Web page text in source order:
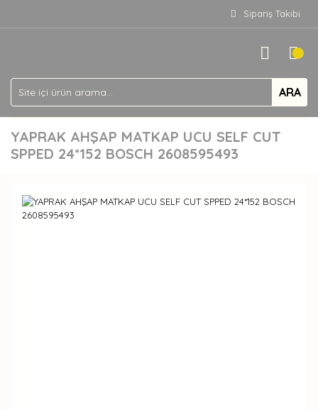
Sipariş Takibi
ARA
YAPRAK AHŞAP MATKAP UCU SELF CUT
SPPED 24*152 BOSCH 2608595493